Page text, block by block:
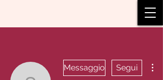
Messaggio Segui